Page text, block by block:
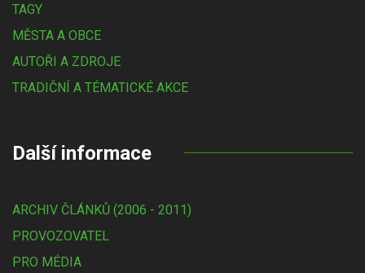
TAGY
MĚSTA A OBCE
AUTOŘI A ZDROJE
TRADIČNÍ A TÉMATICKÉ AKCE
Další informace
ARCHIV ČLÁNKŮ (2006 - 2011)
PROVOZOVATEL
PRO MÉDIA